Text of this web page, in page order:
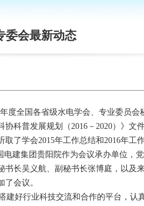
委会最新动态
度全国各省级水电学会、专业委员
科普发展规划（2016－2020）》文
了学会2015年工作总结和2016年工
建集团贵阳院作为会议承办单位，
长吴义航、副秘书长张博庭，以及
了会议。
好行业科技交流和合作的平台，认